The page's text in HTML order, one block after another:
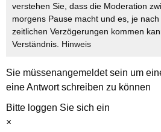
verstehen Sie, dass die Moderation
morgens Pause macht und es, je
zeitlichen Verzögerungen kommen
Verständnis. Hinweis
Sie müssenangemeldetsein um
eine Antwort schreiben zu können
Bitte loggen Sie sich ein
×